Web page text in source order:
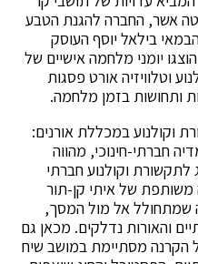
אשר, החברה להגנת הטבע
בילאל יוסף העוסק
יומני מלחמה אישיים של
וטלוויזיה אורט פסגות
ותחושות בזמן מלחמה.
וקולנוע במכללת אורנים:
חברתי-חינוכי, מהווה
וקולנוע חברתי
משותפת של איתי קן-תור
שמתחולל אל מול המסך,
והאורות נדלקים. מכאן גם
הקרנה מסתיימת במושב שיח